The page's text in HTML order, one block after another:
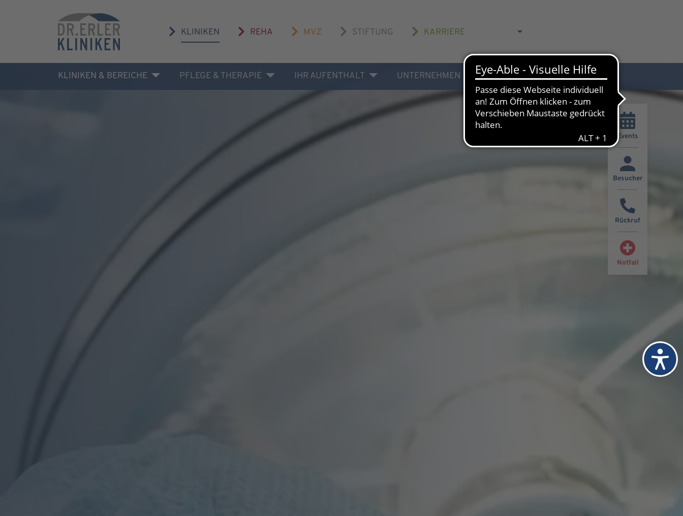
KLINIKEN REHA MVZ STIFTUNG KARRIERE
KLINIKEN & BEREICHE PFLEGE & THERAPIE IHR AUFENTHALT UNTERNEHMEN AKTUELLES & KONTAKT
Events
Besucher
Rückruf
Notfall